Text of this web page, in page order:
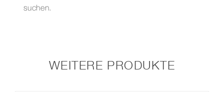
suchen.
WEITERE PRODUKTE